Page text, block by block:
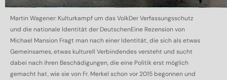
Martin Wagener: Kulturkampf um das VolkDer Verfassungsschutz
und die nationale Identität der DeutschenEine Rezension von
Michael Mansion Fragt man nach einer Identität, die sich als etwas
Gemeinsames, etwas kulturell Verbindendes versteht und sucht
dabei nach ihren Beschädigungen, die eine Politik erst möglich
gemacht hat, wie sie von Fr. Merkel schon vor 2015 begonnen und